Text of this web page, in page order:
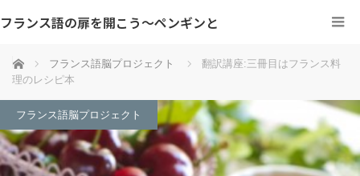
フランス語の扉を開こう～ペンギンと
ホーム フランス語脳プロジェクト
翻訳講座:三冊目はフランス料
理のレシピ本
フランス語脳プロジェクト